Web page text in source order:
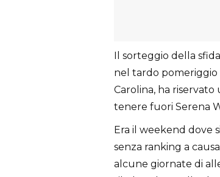
Il sorteggio della
nel tardo pomeriggio
Carolina, ha riservato
tenere fuori Serena
Era il weekend dove
senza ranking a
alcune giornate di